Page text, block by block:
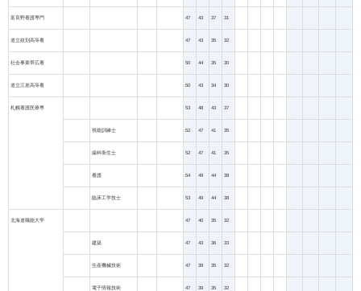
富良野看護専門 47 43 37 31
道立紋別高等看 47 43 35 32
社会事業帯広看 50 44 35 30
道立江差高等看 50 43 34 30
札幌看護医療専 53 48 43 37
視能訓練士 52 47 41 35
歯科衛生士 52 47 41 35
看護 54 49 44 38
臨床工学技士 53 49 44 38
北海道職能大学 47 40 35 32
建築 47 43 36 33
生産機械技術 47 39 35 32
電子情報技術 47 39 35 32